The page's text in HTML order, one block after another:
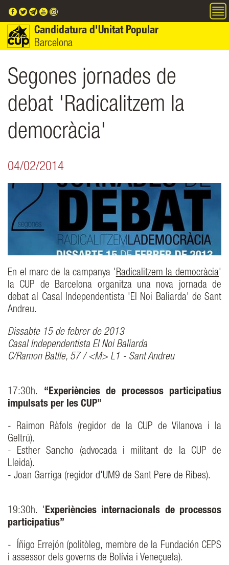
Candidatura d'Unitat Popular
Barcelona
Segones jornades de
debat 'Radicalitzem la
democràcia'
04/02/2014
En el marc de la campanya 'Radicalitzem la democràcia'
la CUP de Barcelona organitza una nova jornada de
debat al Casal Independentista 'El Noi Baliarda' de Sant
Andreu.
Dissabte 15 de febrer de 2013
Casal Independentista El Noi Baliarda
C/Ramon Batlle, 57 / <M> L1 - Sant Andreu
17:30h. “Experiències de processos participatius
impulsats per les CUP”
- Raimon Ràfols (regidor de la CUP de Vilanova i la
Geltrú).
- Esther Sancho (advocada i militant de la CUP de
Lleida).
- Joan Garriga (regidor d'UM9 de Sant Pere de Ribes).
19:30h. 'Experiències internacionals de processos
participatius”
- Íñigo Errejón (politòleg, membre de la Fundación CEPS
i assessor dels governs de Bolívia i Veneçuela).